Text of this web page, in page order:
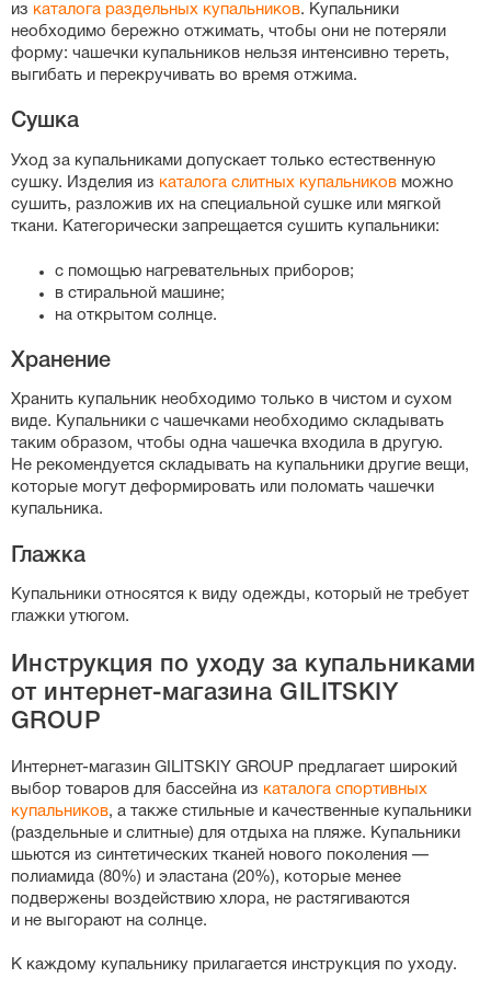
из каталога раздельных купальников. Купальники
необходимо бережно отжимать, чтобы они не потеряли
форму: чашечки купальников нельзя интенсивно тереть,
выгибать и перекручивать во время отжима.
Сушка
Уход за купальниками допускает только естественную
сушку. Изделия из каталога слитных купальников можно
сушить, разложив их на специальной сушке или мягкой
ткани. Категорически запрещается сушить купальники:
с помощью нагревательных приборов;
в стиральной машине;
на открытом солнце.
Хранение
Хранить купальник необходимо только в чистом и сухом
виде. Купальники с чашечками необходимо складывать
таким образом, чтобы одна чашечка входила в другую.
Не рекомендуется складывать на купальники другие вещи,
которые могут деформировать или поломать чашечки
купальника.
Глажка
Купальники относятся к виду одежды, который не требует
глажки утюгом.
Инструкция по уходу за купальниками
от интернет-магазина GILITSKIY
GROUP
Интернет-магазин GILITSKIY GROUP предлагает широкий
выбор товаров для бассейна из каталога спортивных
купальников, а также стильные и качественные купальники
(раздельные и слитные) для отдыха на пляже. Купальники
шьются из синтетических тканей нового поколения —
полиамида (80%) и эластана (20%), которые менее
подвержены воздействию хлора, не растягиваются
и не выгорают на солнце.
К каждому купальнику прилагается инструкция по уходу.